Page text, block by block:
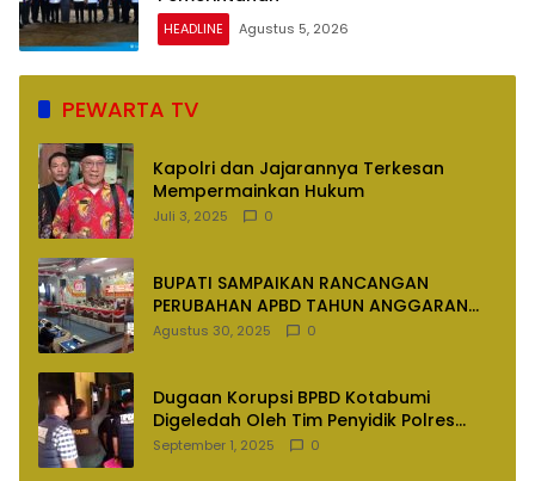
HEADLINE Agustus 5, 2026
PEWARTA TV
Kapolri dan Jajarannya Terkesan
Mempermainkan Hukum
Juli 3, 2025 0
BUPATI SAMPAIKAN RANCANGAN
PERUBAHAN APBD TAHUN ANGGARAN
2025
Agustus 30, 2025 0
Dugaan Korupsi BPBD Kotabumi
Digeledah Oleh Tim Penyidik Polres
Lampung Utara
September 1, 2025 0